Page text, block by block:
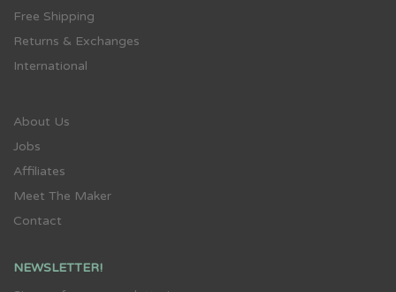
Free Shipping
Returns & Exchanges
International
About Us
Jobs
Affiliates
Meet The Maker
Contact
NEWSLETTER!